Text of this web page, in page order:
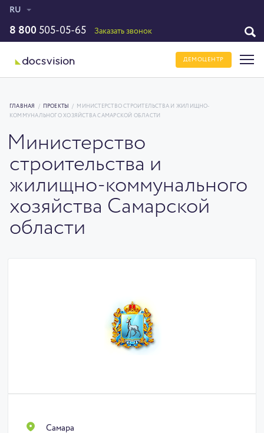
RU
8 800 505-05-65 Заказать звонок
ДЕМОЦЕНТР
ГЛАВНАЯ / ПРОЕКТЫ /
МИНИСТЕРСТВО СТРОИТЕЛЬСТВА И ЖИЛИЩНО-
КОММУНАЛЬНОГО ХОЗЯЙСТВА САМАРСКОЙ ОБЛАСТИ
Министерство
строительства и
жилищно-коммунального
хозяйства Самарской
области
Самара